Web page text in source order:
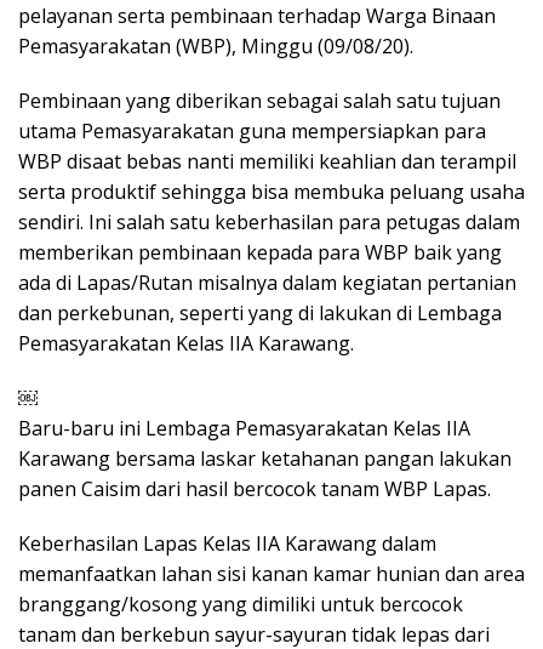
pelayanan serta pembinaan terhadap Warga Binaan
Pemasyarakatan (WBP), Minggu (09/08/20).
Pembinaan yang diberikan sebagai salah satu tujuan
utama Pemasyarakatan guna mempersiapkan para
WBP disaat bebas nanti memiliki keahlian dan terampil
serta produktif sehingga bisa membuka peluang usaha
sendiri. Ini salah satu keberhasilan para petugas dalam
memberikan pembinaan kepada para WBP baik yang
ada di Lapas/Rutan misalnya dalam kegiatan pertanian
dan perkebunan, seperti yang di lakukan di Lembaga
Pemasyarakatan Kelas IIA Karawang.
￼
Baru-baru ini Lembaga Pemasyarakatan Kelas IIA
Karawang bersama laskar ketahanan pangan lakukan
panen Caisim dari hasil bercocok tanam WBP Lapas.
Keberhasilan Lapas Kelas IIA Karawang dalam
memanfaatkan lahan sisi kanan kamar hunian dan area
branggang/kosong yang dimiliki untuk bercocok
tanam dan berkebun sayur-sayuran tidak lepas dari